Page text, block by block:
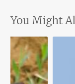
You Might